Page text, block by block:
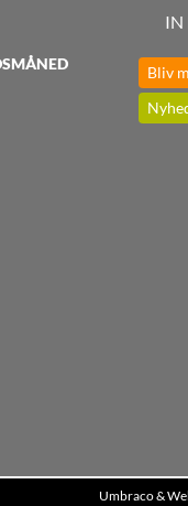
IN
Bliv
Umbraco &